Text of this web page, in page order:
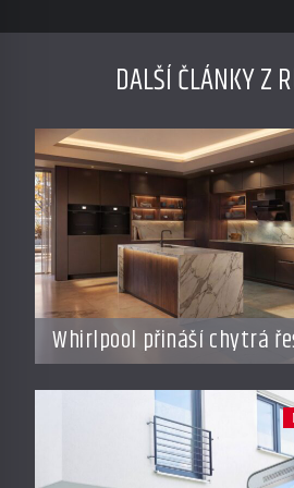
DALŠÍ ČLÁNKY Z
Whirlpool přináší chytrá
styl vaření